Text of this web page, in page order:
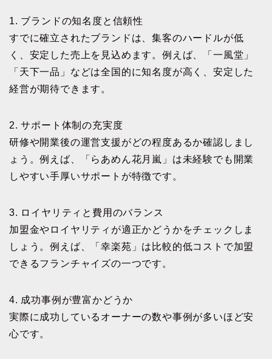
1. ブランドの知名度と信頼性
すでに確立されたブランドは、集客のハードルが低
く、安定した売上を見込めます。例えば、「一風堂」
「天下一品」などは全国的に知名度が高く、安定した
経営が期待できます。
2. サポート体制の充実度
研修や開業後の運営支援がどの程度あるか確認しまし
ょう。例えば、「らあめん花月嵐」は未経験でも開業
しやすい手厚いサポートが特徴です。
3. ロイヤリティと費用のバランス
加盟金やロイヤリティが適正かどうかをチェックしま
しょう。例えば、「幸楽苑」は比較的低コストで加盟
できるフランチャイズの一つです。
4. 成功事例が豊富かどうか
実際に成功しているオーナーの数や事例が多いほど安
心です。